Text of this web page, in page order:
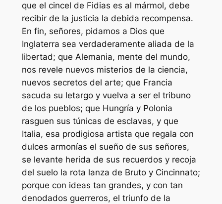
que el cincel de Fidias es al mármol, debe
recibir de la justicia la debida recompensa.
En fin, señores, pidamos a Dios que
Inglaterra sea verdaderamente aliada de la
libertad; que Alemania, mente del mundo,
nos revele nuevos misterios de la ciencia,
nuevos secretos del arte; que Francia
sacuda su letargo y vuelva a ser el tribuno
de los pueblos; que Hungría y Polonia
rasguen sus túnicas de esclavas, y que
Italia, esa prodigiosa artista que regala con
dulces armonías el sueño de sus señores,
se levante herida de sus recuerdos y recoja
del suelo la rota lanza de Bruto y Cincinnato;
porque con ideas tan grandes, y con tan
denodados guerreros, el triunfo de la